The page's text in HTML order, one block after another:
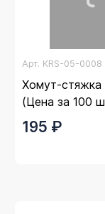
Арт. KRS-05-0008
Хомут-стяжка
(Цена за 100
195 ₽